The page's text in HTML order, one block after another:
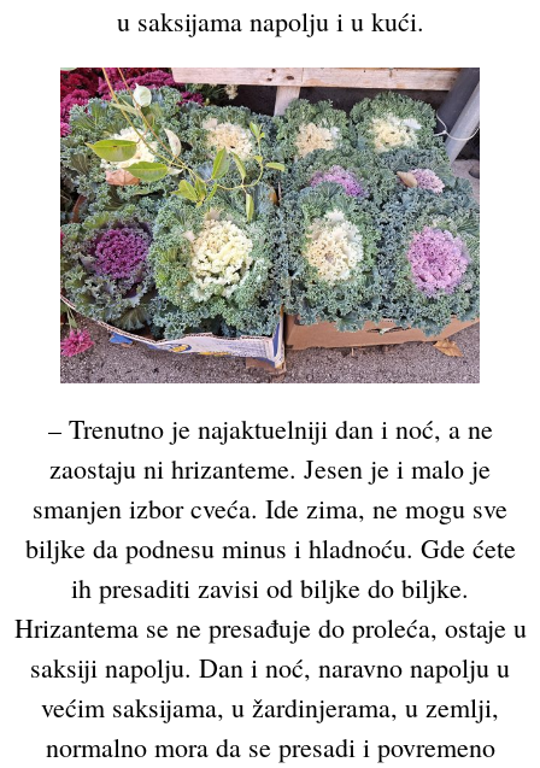
u saksijama napolju i u kući.
– Trenutno je najaktuelniji dan i noć, a ne
zaostaju ni hrizanteme. Jesen je i malo je
smanjen izbor cveća. Ide zima, ne mogu sve
biljke da podnesu minus i hladnoću. Gde ćete
ih presaditi zavisi od biljke do biljke.
Hrizantema se ne presađuje do proleća, ostaje u
saksiji napolju. Dan i noć, naravno napolju u
većim saksijama, u žardinjerama, u zemlji,
normalno mora da se presadi i povremeno